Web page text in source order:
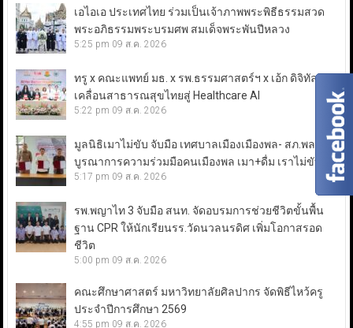
เอไอเอ ประเทศไทย ร่วมเป็นเจ้าภาพพระพิธีธรรมสวด
พระอภิธรรมพระบรมศพ สมเด็จพระพันปีหลวง
5:25 pm 09 ส.ค. 2026
ทรู x คณะแพทย์ มธ. x รพ.ธรรมศาสตร์ฯ x เอ้ก ดิจิทัล ขับ
เคลื่อนสาธารณสุขไทยสู่ Healthcare AI
5:22 pm 09 ส.ค. 2026
มูลนิธิเมาไม่ขับ จับมือ เทศบาลเมืองเมืองพล- สภ.พล
บูรณาการความร่วมมือคนเมืองพล เมา+ดื่ม เราไม่ขับ
5:17 pm 09 ส.ค. 2026
รพ.พญาไท 3 จับมือ สนท. จัดอบรมการช่วยชีวิตขั้นพื้น
ฐาน CPR ให้นักเรียนรร.วัดนวลนรดิศ เพิ่มโอกาสรอด
ชีวิต
5:00 pm 09 ส.ค. 2026
คณะศึกษาศาสตร์ มหาวิทยาลัยศิลปากร จัดพิธีไหว้ครู
ประจำปีการศึกษา 2569
4:55 pm 09 ส.ค. 2026